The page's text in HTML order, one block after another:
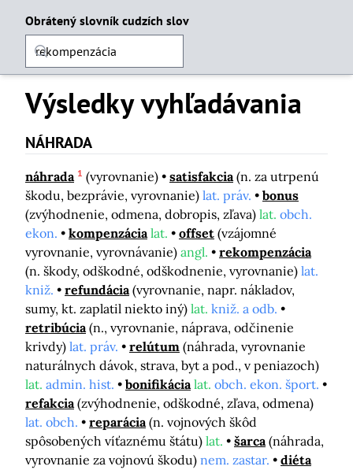
Obrátený slovník cudzích slov
Výsledky vyhľadávania
NÁHRADA
náhrada 1 (vyrovnanie) satisfakcia (n. za utrpenú
škodu, bezprávie, vyrovnanie) lat. práv.
bonus
(zvýhodnenie, odmena, dobropis, zľava) lat. obch.
ekon.
kompenzácia lat. offset (vzájomné
vyrovnanie, vyrovnávanie) angl.
rekompenzácia
(n. škody, odškodné, odškodnenie, vyrovnanie) lat.
kniž.
refundácia (vyrovnanie, napr. nákladov,
sumy, kt. zaplatil niekto iný) lat. kniž. a odb.
retribúcia (n., vyrovnanie, náprava, odčinenie
krivdy) lat. práv. relútum (náhrada, vyrovnanie
naturálnych dávok, strava, byt a pod., v peniazoch)
lat. admin. hist. bonifikácia lat. obch. ekon. šport.
refakcia (zvýhodnenie, odškodné, zľava, odmena)
lat. obch.
reparácia (n. vojnových škôd
spôsobených víťaznému štátu) lat. šarca (náhrada,
vyrovnanie za vojnovú škodu) nem. zastar.
diéta